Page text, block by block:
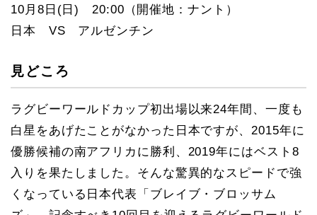
10月8日(日) 20:00（開催地：ナント）
日本 VS アルゼンチン
見どころ
ラグビーワールドカップ初出場以来24年間、一度も
白星をあげたことがなかった日本ですが、2015年に
優勝候補の南アフリカに勝利、2019年にはベスト8
入りを果たしました。そんな驚異的なスピードで強
くなっている日本代表「ブレイブ・ブロッサム